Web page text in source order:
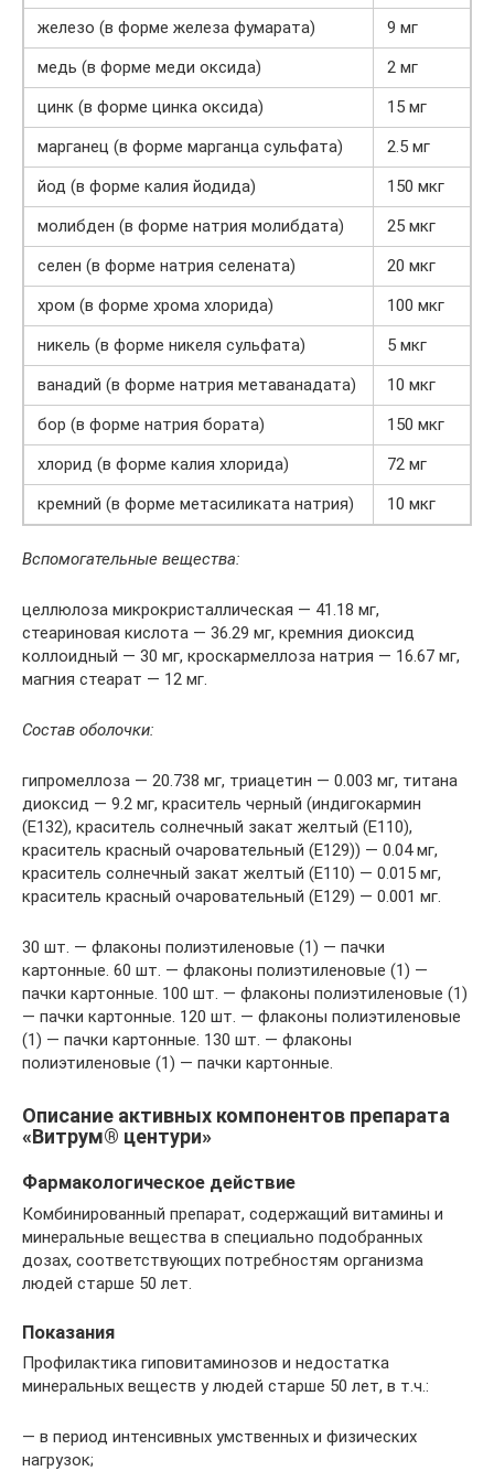
железо (в форме железа фумарата)
9 мг
медь (в форме меди оксида)
2 мг
цинк (в форме цинка оксида)
15 мг
марганец (в форме марганца сульфата)
2.5 мг
йод (в форме калия йодида)
150 мкг
молибден (в форме натрия молибдата)
25 мкг
селен (в форме натрия селената)
20 мкг
хром (в форме хрома хлорида)
100 мкг
никель (в форме никеля сульфата)
5 мкг
ванадий (в форме натрия метаванадата)
10 мкг
бор (в форме натрия бората)
150 мкг
хлорид (в форме калия хлорида)
72 мг
кремний (в форме метасиликата натрия)
10 мкг
Вспомогательные вещества:
целлюлоза микрокристаллическая — 41.18 мг,
стеариновая кислота — 36.29 мг, кремния диоксид
коллоидный — 30 мг, кроскармеллоза натрия — 16.67 мг,
магния стеарат — 12 мг.
Состав оболочки:
гипромеллоза — 20.738 мг, триацетин — 0.003 мг, титана
диоксид — 9.2 мг, краситель черный (индигокармин
(E132), краситель солнечный закат желтый (E110),
краситель красный очаровательный (E129)) — 0.04 мг,
краситель солнечный закат желтый (E110) — 0.015 мг,
краситель красный очаровательный (E129) — 0.001 мг.
30 шт. — флаконы полиэтиленовые (1) — пачки
картонные. 60 шт. — флаконы полиэтиленовые (1) —
пачки картонные. 100 шт. — флаконы полиэтиленовые (1)
— пачки картонные. 120 шт. — флаконы полиэтиленовые
(1) — пачки картонные. 130 шт. — флаконы
полиэтиленовые (1) — пачки картонные.
Описание активных компонентов препарата
«Витрум® центури»
Фармакологическое действие
Комбинированный препарат, содержащий витамины и
минеральные вещества в специально подобранных
дозах, соответствующих потребностям организма
людей старше 50 лет.
Показания
Профилактика гиповитаминозов и недостатка
минеральных веществ у людей старше 50 лет, в т.ч.:
— в период интенсивных умственных и физических
нагрузок;